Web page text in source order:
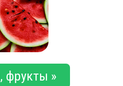
фрукты »